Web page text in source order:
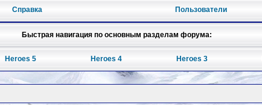
Справка Пользователи
Быстрая навигация по основным разделам форума:
Heroes 5 Heroes 4 Heroes 3